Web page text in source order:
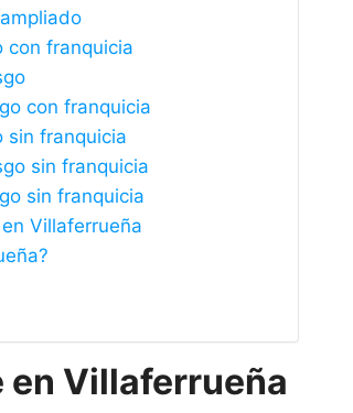
con franquicia
con franquicia
sin franquicia
sin franquicia
sin franquicia
Villaferrueña
en Villaferrueña